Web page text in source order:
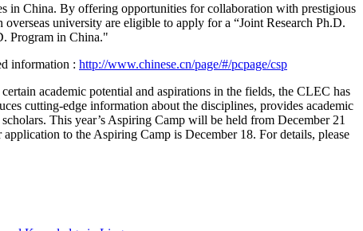
in China. By offering opportunities for collaboration with prestigious
university are eligible to apply for a “Joint Research Ph.D.
Program in China."
information : http://www.chinese.cn/page/#/pcpage/csp
academic potential and aspirations in the fields, the CLEC has
cutting-edge information about the disciplines, provides academic
This year’s Aspiring Camp will be held from December 21
to the Aspiring Camp is December 18. For details, please